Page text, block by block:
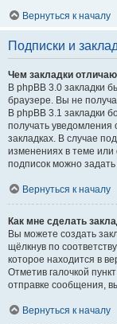
Вернуться к началу
Подписки и
Чем закладки
В phpBB 3.0 закладки
браузере. Вы не
В phpBB 3.1 закладки
получать уведомления
закладках. В случае
изменениях в теме
подписок можно
Вернуться к началу
Как мне сделать
Вы можете создать
щёлкнув по
которое находится в
Отметив галочкой
отправке сообщения,
Вернуться к началу